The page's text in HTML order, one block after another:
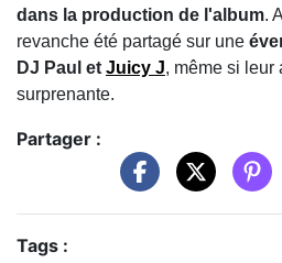
dans la production de l'album.
revanche été partagé sur une
DJ Paul et Juicy J, même si leur
surprenante.
Partager :
Tags :